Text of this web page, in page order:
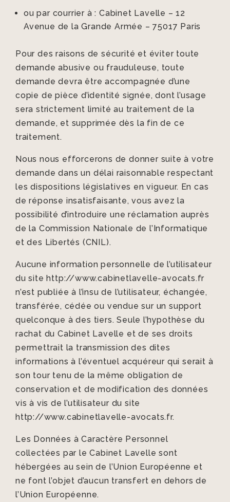
ou par courrier à : Cabinet Lavelle – 12
Avenue de la Grande Armée – 75017 Paris
Pour des raisons de sécurité et éviter toute
demande abusive ou frauduleuse, toute
demande devra être accompagnée d’une
copie de pièce d’identité signée, dont l’usage
sera strictement limité au traitement de la
demande, et supprimée dès la fin de ce
traitement.
Nous nous efforcerons de donner suite à votre
demande dans un délai raisonnable respectant
les dispositions législatives en vigueur. En cas
de réponse insatisfaisante, vous avez la
possibilité d’introduire une réclamation auprès
de la Commission Nationale de l’Informatique
et des Libertés (CNIL).
Aucune information personnelle de l’utilisateur
du site http://www.cabinetlavelle-avocats.fr
n’est publiée à l’insu de l’utilisateur, échangée,
transférée, cédée ou vendue sur un support
quelconque à des tiers. Seule l’hypothèse du
rachat du Cabinet Lavelle et de ses droits
permettrait la transmission des dites
informations à l’éventuel acquéreur qui serait à
son tour tenu de la même obligation de
conservation et de modification des données
vis à vis de l’utilisateur du site
http://www.cabinetlavelle-avocats.fr.
Les Données à Caractère Personnel
collectées par le Cabinet Lavelle sont
hébergées au sein de l’Union Européenne et
ne font l’objet d’aucun transfert en dehors de
l’Union Européenne.